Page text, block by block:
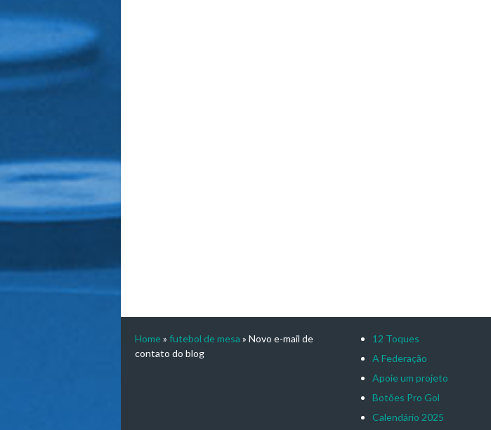
Home » futebol de mesa » Novo e-mail de
contato do blog
12 Toques
A Federação
Apoie um projeto
Botões Pro Gol
Calendário 2025